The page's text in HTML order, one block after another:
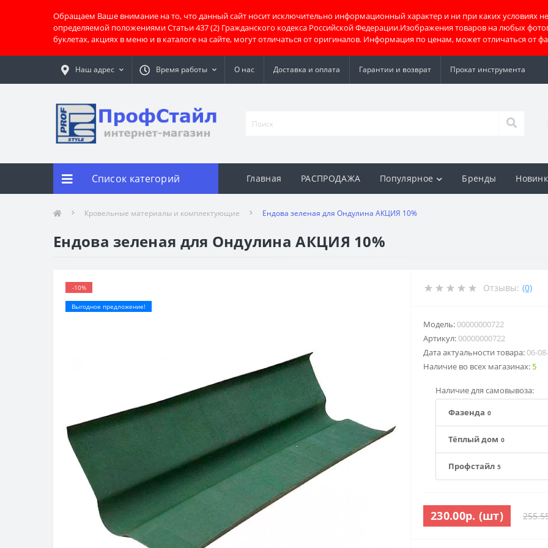
Обращаем Ваше внимание на то, что данный сайт носит исключительно информационный характер и ни при каких условиях
определяемой положениями Статьи 437 (2) Гражданского кодекса Российской Федерации.Изображения товаров на любых
буклетах, акциях в меню и в каталоге на сайте, могут отличаться от оригиналов. Информация по ценам, может отличаться от
Наш адрес Время работы О нас Доставка и оплата Гарантии и возврат Прокат инструмента
Список категорий Главная РАСПРОДАЖА Популярное Бренды
Кровельные материалы и комплектующие Ендова зеленая для Ондулина АКЦИЯ 10%
Ендова зеленая для Ондулина АКЦИЯ 10%
-10%
Выгодное предложение!
Отзывы: (0)
Модель:00000000722
Артикул:00000000722
Дата актуальности товара:06-
Наличие во всех магазинах: 5
Наличие для самовывоза:
Фазенда 0
Тёплый дом 0
Профстайл 5
230.00р. (шт)